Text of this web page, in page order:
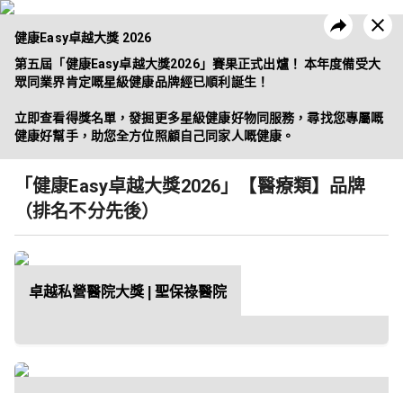
昔日活動 企業方案
健康Easy卓越大獎 2026
第五屆「健康Easy卓越大獎2026」賽果正式出爐！ 本年度備受大
眾同業界肯定嘅星級健康品牌經已順利誕生！
立即查看得獎名單，發掘更多星級健康好物同服務，尋找您專屬嘅
健康好幫手，助您全方位照顧自己同家人嘅健康。
「健康Easy卓越大獎2026」【醫療類】品牌
（排名不分先後）
卓越私營醫院大獎 | 聖保祿醫院